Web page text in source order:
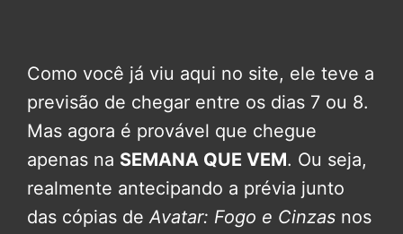
Como você já viu aqui no site, ele teve a
previsão de chegar entre os dias 7 ou 8.
Mas agora é provável que chegue
apenas na SEMANA QUE VEM. Ou seja,
realmente antecipando a prévia junto
das cópias deAvatar: Fogo e Cinzas nos